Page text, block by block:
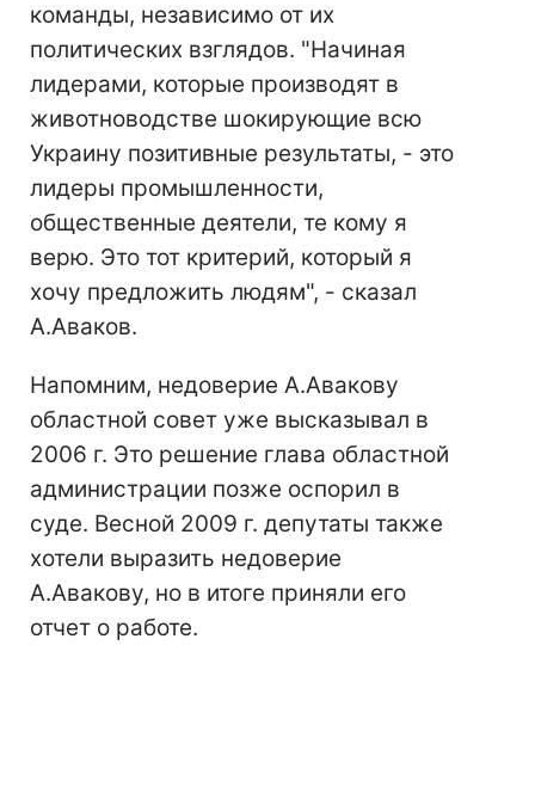
команды, независимо от их
политических взглядов. "Начиная
лидерами, которые производят в
животноводстве шокирующие всю
Украину позитивные результаты, - это
лидеры промышленности,
общественные деятели, те кому я
верю. Это тот критерий, который я
хочу предложить людям", - сказал
А.Аваков.
Напомним, недоверие А.Авакову
областной совет уже высказывал в
2006 г. Это решение глава областной
администрации позже оспорил в
суде. Весной 2009 г. депутаты также
хотели выразить недоверие
А.Авакову, но в итоге приняли его
отчет о работе.